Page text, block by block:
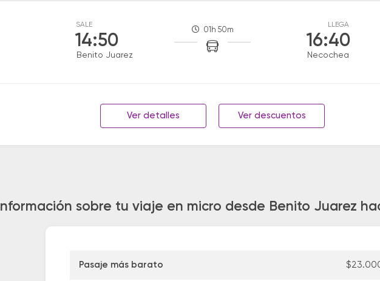
SALE
14:50
Benito Juarez
01h 50m
LLEGA
16:40
Necochea
Ver detalles Ver descuentos
Información sobre tu viaje en micro desde Benito Juarez
Pasaje más barato